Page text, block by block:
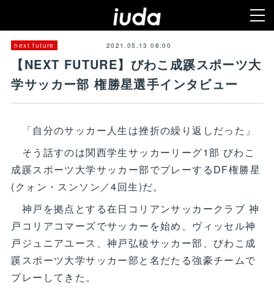
next future 2021.05.13 08:00
【NEXT FUTURE】びわこ成蹊スポーツ大
学サッカー部 権勝星選手インタビュー
「自分のサッカー人生は挫折の繰り返しだった」
そう話すのは関西学生サッカーリーグ1部 びわこ
成蹊スポーツ大学サッカー部でプレーするDF権勝星
(クォン・スンソン／4回生)だ。
神戸を拠点とする在日コリアンサッカークラブ 神
戸コリアコマーズでサッカーを始め、ヴィッセル神
戸ジュニアユース、神戸弘稜サッカー部、びわこ成
蹊スポーツ大学サッカー部と名だたる強豪チームで
プレーしてきた。